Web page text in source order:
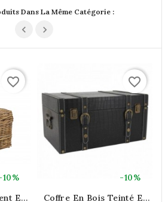
Dans La Même Catégorie :
10%
favorite_border
En
-10%
favorite_border
Coffre En Bois Teinté Et